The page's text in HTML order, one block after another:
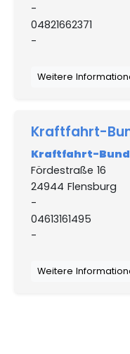
-
04821662371
-
Weitere
Kraftfahrt-
Kraftfahrt-
Fördestraße 16
24944 Flensburg
-
04613161495
-
Weitere